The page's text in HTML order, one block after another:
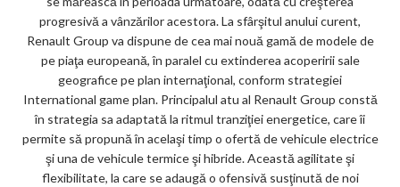
progresivă a vânzărilor acestora. La sfârşitul anului curent,
Renault Group va dispune de cea mai nouă gamă de modele de
pe piaţa europeană, în paralel cu extinderea acoperirii sale
geografice pe plan internaţional, conform strategiei
International game plan. Principalul atu al Renault Group constă
în strategia sa adaptată la ritmul tranziţiei energetice, care îi
permite să propună în acelaşi timp o ofertă de vehicule electrice
şi una de vehicule termice şi hibride. Această agilitate şi
flexibilitate, la care se adaugă o ofensivă susţinută de noi